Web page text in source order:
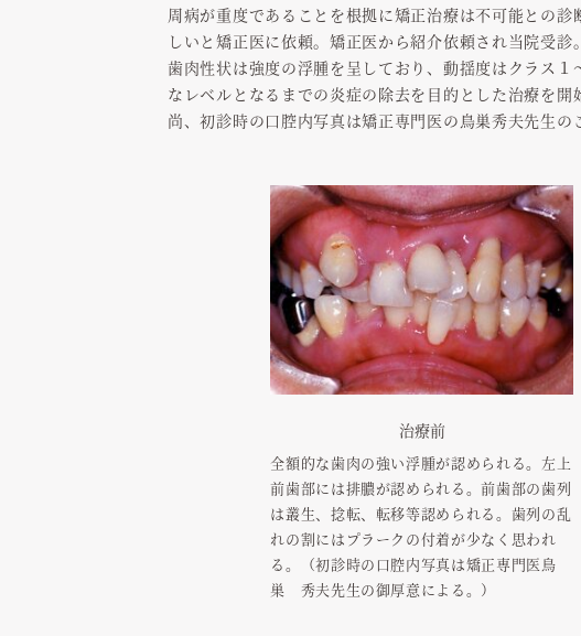
周病が重度であることを根拠に矯正治療は不可能との
しいと矯正医に依頼。矯正医から紹介依頼され当院受
歯肉性状は強度の浮腫を呈しており、動揺度はクラス
なレベルとなるまでの炎症の除去を目的とした治療を開
尚、初診時の口腔内写真は矯正専門医の鳥巣秀夫先生の
治療前
全額的な歯肉の強い浮腫が認められる。左上
前歯部には排膿が認められる。前歯部の歯列
は叢生、捻転、転移等認められる。歯列の乱
れの割にはプラークの付着が少なく思われ
る。（初診時の口腔内写真は矯正専門医鳥
巣 秀夫先生の御厚意による。）